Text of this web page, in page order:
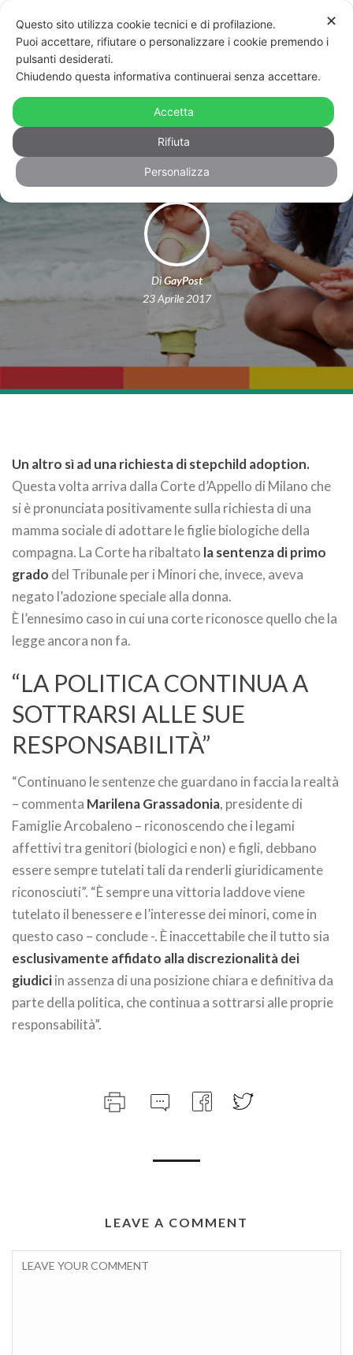
Milano: la Corte d’Appello dice sì ad
un’altra stepchild adoption
DiGayPost
23 Aprile 2017
Un altro sì ad una richiesta di stepchild adoption.
Questa volta arriva dalla Corte d’Appello di Milano che
si è pronunciata positivamente sulla richiesta di una
mamma sociale di adottare le figlie biologiche della
compagna. La Corte ha ribaltato la sentenza di primo
grado del Tribunale per i Minori che, invece, aveva
negato l’adozione speciale alla donna.
È l’ennesimo caso in cui una corte riconosce quello che la
legge ancora non fa.
“LA POLITICA CONTINUA A
SOTTRARSI ALLE SUE
RESPONSABILITÀ”
“Continuano le sentenze che guardano in faccia la realtà
– commenta Marilena Grassadonia, presidente di
Famiglie Arcobaleno – riconoscendo che i legami
affettivi tra genitori (biologici e non) e figli, debbano
essere sempre tutelati tali da renderli giuridicamente
riconosciuti”. “È sempre una vittoria laddove viene
tutelato il benessere e l’interesse dei minori, come in
questo caso – conclude -. È inaccettabile che il tutto sia
esclusivamente affidato alla discrezionalità dei
giudiciin assenza di una posizione chiara e definitiva da
parte della politica, che continua a sottrarsi alle proprie
responsabilità”.
LEAVE A COMMENT
✕
Questo sito utilizza cookie tecnici e di profilazione.
Puoi accettare, rifiutare o personalizzare i cookie premendo i
pulsanti desiderati.
Chiudendo questa informativa continuerai senza accettare.
Accetta
Rifiuta
Personalizza